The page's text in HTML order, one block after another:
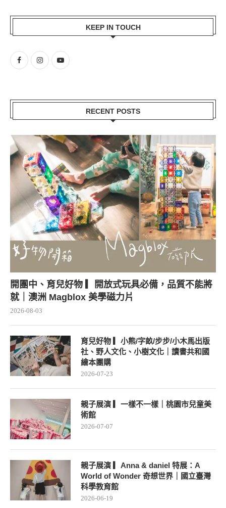
KEEP IN TOUCH
RECENT POSTS
開團中、育兒好物 ▎開放式玩具必備，品質不能將
就｜澳洲 Magblox 美學磁力片
2026-08-03
育兒好物 ▎小熊/字畝/步步/小木馬出版
社、野人文化、小樹文化｜讀書共和國
繪本團購
2026-07-23
親子展演 ▎一樣不一樣｜桃園市兒童美
術館
2026-07-07
親子展演 ▎Anna & daniel 特展：A
World of Wonder 奇想世界｜國立臺灣
科學教育館
2026-06-19